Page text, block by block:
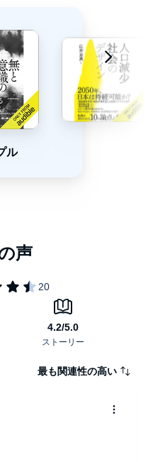
ル
最も関連性の高い